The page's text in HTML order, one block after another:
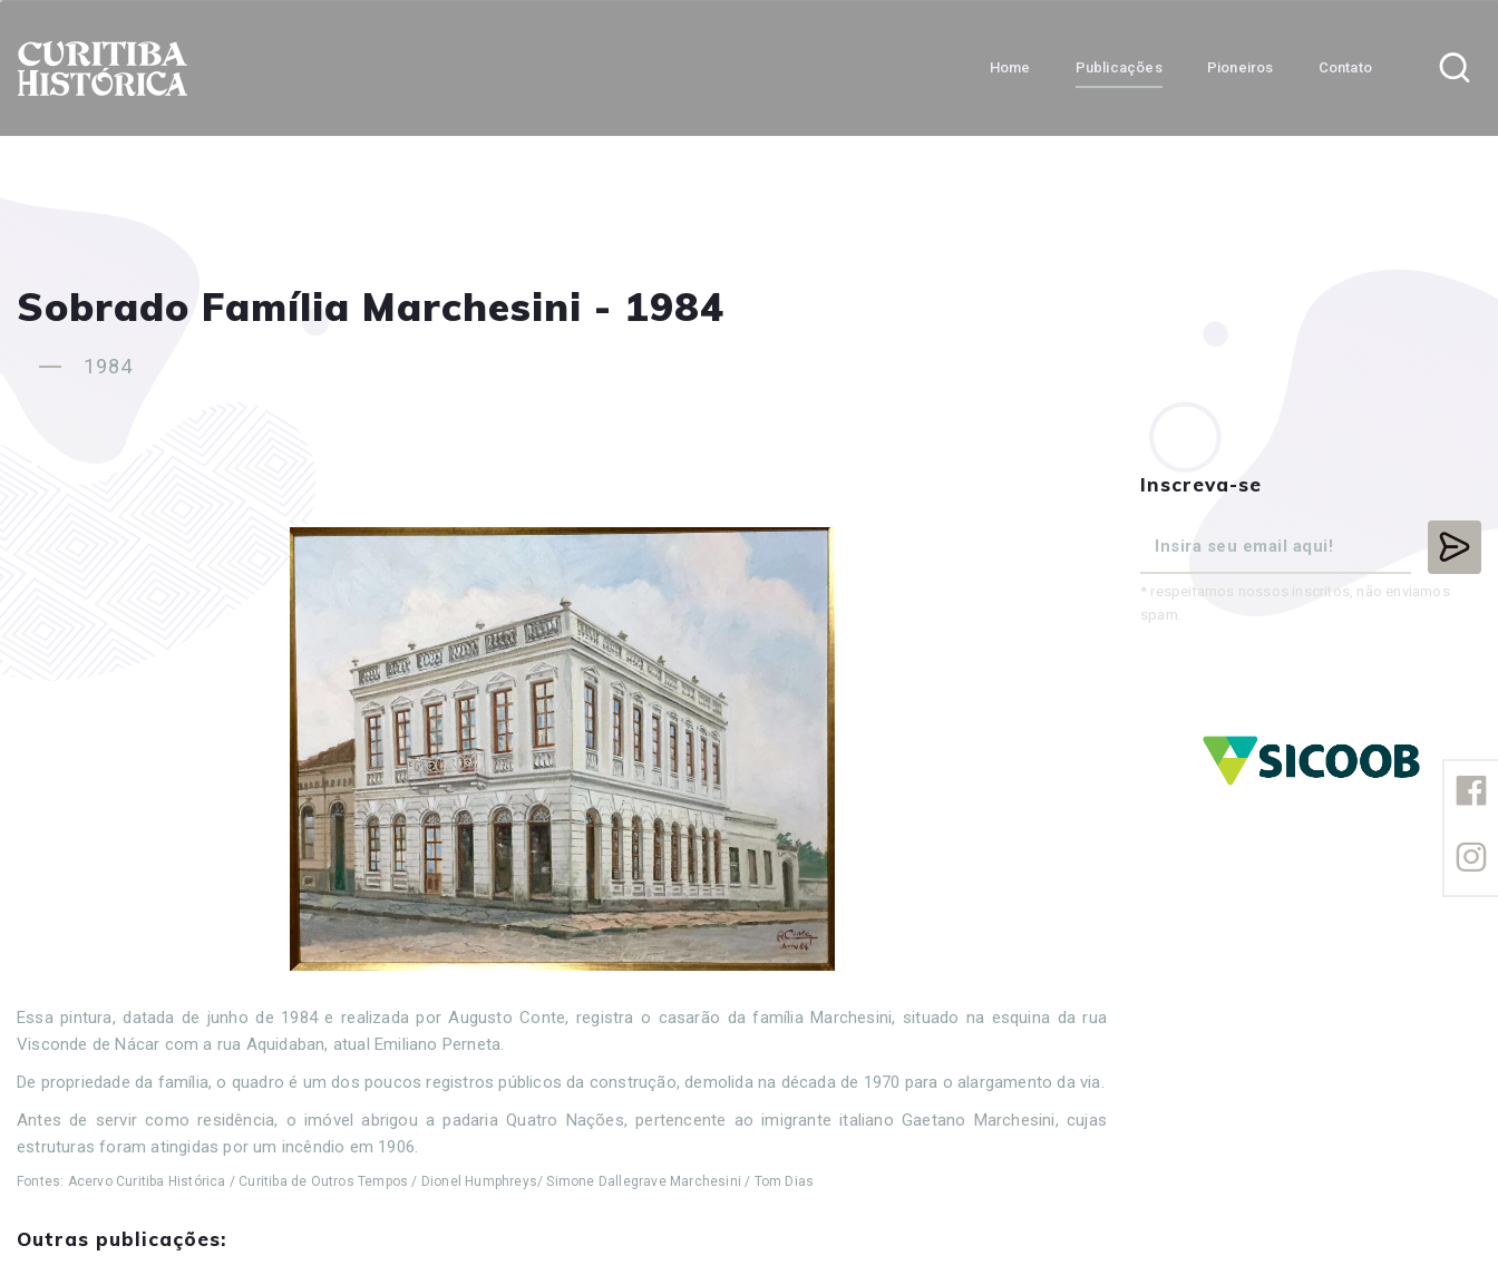
Home Publicações Pioneiros Contato
Sobrado Família Marchesini - 1984
1984
Essa pintura, datada de junho de 1984 e realizada por Augusto Conte, registra o casarão da família Marchesini, situado na esquina da rua
Visconde de Nácar com a rua Aquidaban, atual Emiliano Perneta.
De propriedade da família, o quadro é um dos poucos registros públicos da construção, demolida na década de 1970 para o alargamento da via.
Antes de servir como residência, o imóvel abrigou a padaria Quatro Nações, pertencente ao imigrante italiano Gaetano Marchesini, cujas
estruturas foram atingidas por um incêndio em 1906.
Fontes: Acervo Curitiba Histórica / Curitiba de Outros Tempos / Dionel Humphreys/ Simone Dallegrave Marchesini / Tom Dias
Outras publicações:
Inscreva-se
* respeitamos nossos inscritos, não enviamos
spam.